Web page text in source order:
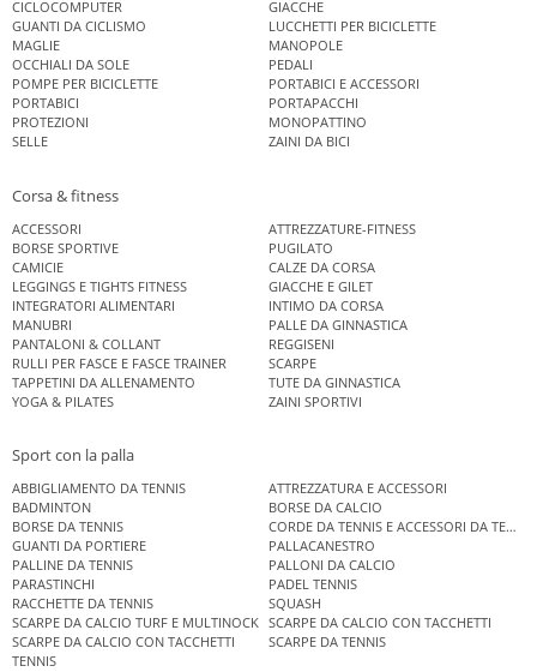
CICLOCOMPUTER
GIACCHE
GUANTI DA CICLISMO
LUCCHETTI PER BICICLETTE
MAGLIE
MANOPOLE
OCCHIALI DA SOLE
PEDALI
POMPE PER BICICLETTE
PORTABICI E ACCESSORI
PORTABICI
PORTAPACCHI
PROTEZIONI
MONOPATTINO
SELLE
ZAINI DA BICI
Corsa & fitness
ACCESSORI
ATTREZZATURE-FITNESS
BORSE SPORTIVE
PUGILATO
CAMICIE
CALZE DA CORSA
LEGGINGS E TIGHTS FITNESS
GIACCHE E GILET
INTEGRATORI ALIMENTARI
INTIMO DA CORSA
MANUBRI
PALLE DA GINNASTICA
PANTALONI & COLLANT
REGGISENI
RULLI PER FASCE E FASCE TRAINER
SCARPE
TAPPETINI DA ALLENAMENTO
TUTE DA GINNASTICA
YOGA & PILATES
ZAINI SPORTIVI
Sport con la palla
ABBIGLIAMENTO DA TENNIS
ATTREZZATURA E ACCESSORI
BADMINTON
BORSE DA CALCIO
BORSE DA TENNIS
CORDE DA TENNIS E ACCESSORI DA TENNIS
GUANTI DA PORTIERE
PALLACANESTRO
PALLINE DA TENNIS
PALLONI DA CALCIO
PARASTINCHI
PADEL TENNIS
RACCHETTE DA TENNIS
SQUASH
SCARPE DA CALCIO TURF E MULTINOCK SCARPE DA CALCIO CON TACCHETTI
SCARPE DA CALCIO CON TACCHETTI
SCARPE DA TENNIS
TENNIS